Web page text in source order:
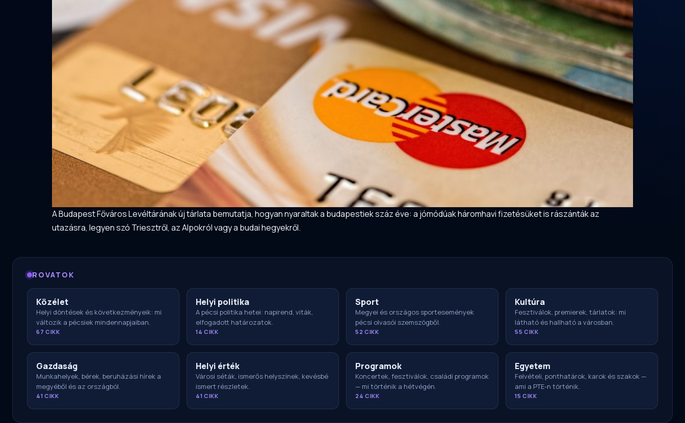
A Budapest Főváros Levéltárának új tárlata bemutatja, hogyan nyaraltak a budapestiek száz éve: a jómódúak háromhavi fizetésüket is rászánták az
utazásra, legyen szó Triesztről, az Alpokról vagy a budai hegyekről.
ROVATOK
Közélet
Helyi döntések és következményeik: mi
változik a pécsiek mindennapjaiban.
67 CIKK
Helyi politika
A pécsi politika hetei: napirend, viták,
elfogadott határozatok.
14 CIKK
Sport
Megyei és országos sportesemények
pécsi olvasói szemszögből.
52 CIKK
Kultúra
Fesztiválok, premierek, tárlatok: mi
látható és hallható a városban.
55 CIKK
Gazdaság
Munkahelyek, bérek, beruházási hírek a
megyéből és az országból.
41 CIKK
Helyi érték
Városi séták, ismerős helyszínek, kevésbé
ismert részletek.
41 CIKK
Programok
Koncertek, fesztiválok, családi programok
— mi történik a hétvégén.
24 CIKK
Egyetem
Felvételi, ponthatárok, karok és szakok —
ami a PTE-n történik.
15 CIKK